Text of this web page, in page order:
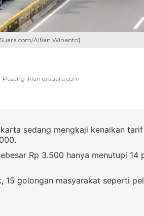
Alfian Winanto]
sedang mengkaji kenaikan
Rp 3.500 hanya menutupi 14
15 golongan masyarakat seperti